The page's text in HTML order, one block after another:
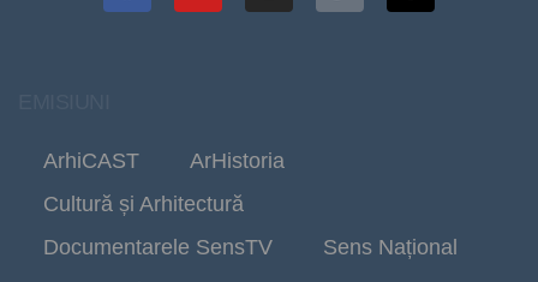
ArhiCAST
ArHistoria
Cultură și Arhitectură
Documentarele SensTV
Sens Național